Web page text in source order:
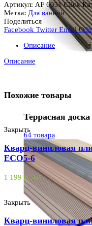
Террасная доска
64 товара
Артикул: AF 6051 Click
Метка: Для ванной
Поделиться
Facebook Twitter Email
Описание
Описание
Похожие товары
Закрыть
Кварц-виниловая
ЕСО5-6
1 199 ₽/ м²
Закрыть
Кварц-виниловая